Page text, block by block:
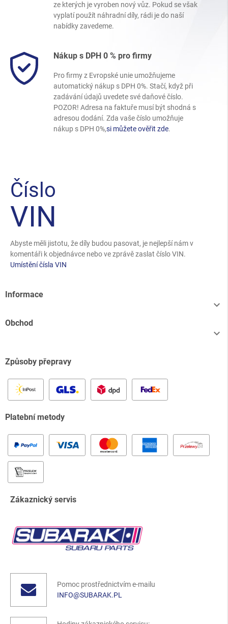
ze kterých je vyroben nový vůz. Pokud se však
vyplatí použít náhradní díly, rádi je do naší
nabídky zavedeme.
Nákup s DPH 0 % pro firmy
Pro firmy z Evropské unie umožňujeme
automatický nákup s DPH 0%. Stačí, když při
zadávání údajů uvedete své daňové číslo.
POZOR! Adresa na faktuře musí být shodná s
adresou dodání. Zda vaše číslo umožňuje
nákup s DPH 0%,si můžete ověřit zde.
Číslo
VIN
Abyste měli jistotu, že díly budou pasovat, je nejlepší nám v
komentáři k objednávce nebo ve zprávě zaslat číslo VIN.
Umístění čísla VIN
Informace

Obchod

Způsoby přepravy
Platební metody
Zákaznický servis
Pomoc prostřednictvím e-mailu
INFO@SUBARAK.PL